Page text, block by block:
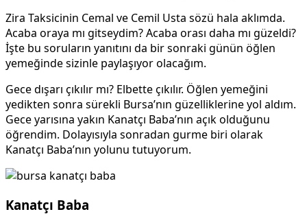
Zira Taksicinin Cemal ve Cemil Usta sözü hala aklımda.
Acaba oraya mı gitseydim? Acaba orası daha mı güzeldi?
İşte bu soruların yanıtını da bir sonraki günün öğlen
yemeğinde sizinle paylaşıyor olacağım.
Gece dışarı çıkılır mı? Elbette çıkılır. Öğlen yemeğini
yedikten sonra sürekli Bursa’nın güzelliklerine yol aldım.
Gece yarısına yakın Kanatçı Baba’nın açık olduğunu
öğrendim. Dolayısıyla sonradan gurme biri olarak
Kanatçı Baba’nın yolunu tutuyorum.
Kanatçı Baba